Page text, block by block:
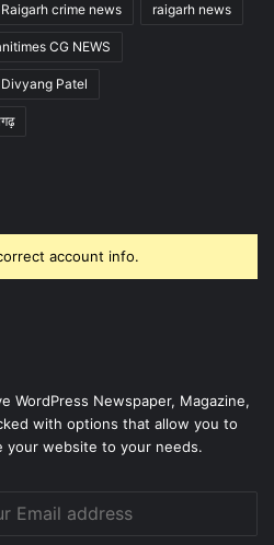
Raigarh crime news raigarh news
CG NEWS
Patel
account info.
WordPress Newspaper, Magazine,
with options that allow you to
your website to your needs.